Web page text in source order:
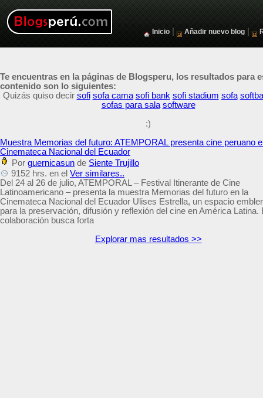
Inicio Añadir nuevo blog
Te encuentras en la páginas de Blogsperu, los resultados para
contenido son lo siguientes:
Quizás quiso decir sofi sofa cama sofi bank sofi stadium sofa
sofas para sala software
:)
Muestra Memorias del futuro: ATEMPORAL presenta cine peruano
Cinemateca Nacional del Ecuador
Por guernicasun de Siente Trujillo
9152 hrs. en el Ver similares..
Del 24 al 26 de julio, ATEMPORAL – Festival Itinerante de Cine
Latinoamericano – presenta la muestra Memorias del futuro en la
Cinemateca Nacional del Ecuador Ulises Estrella, un espacio
para la preservación, difusión y reflexión del cine en América Latina.
colaboración busca forta
Explorar mas resultados >>